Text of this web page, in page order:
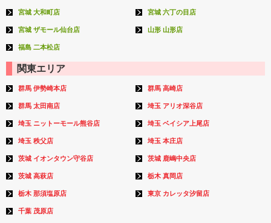
宮城 大和町店 宮城 六丁の目店
宮城 ザモール仙台店 山形 山形店
福島 二本松店
関東エリア
群馬 伊勢崎本店 群馬 高崎店
群馬 太田南店 埼玉 アリオ深谷店
埼玉 ニットーモール熊谷店 埼玉 ベイシア上尾店
埼玉 秩父店 埼玉 本庄店
茨城 イオンタウン守谷店 茨城 鹿嶋中央店
茨城 高萩店 栃木 真岡店
栃木 那須塩原店 東京 カレッタ汐留店
千葉 茂原店